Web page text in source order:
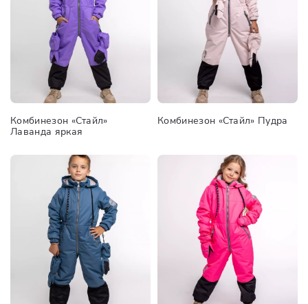
Комбинезон «Стайл»
Лаванда яркая
Комбинезон «Стайл» Пудра